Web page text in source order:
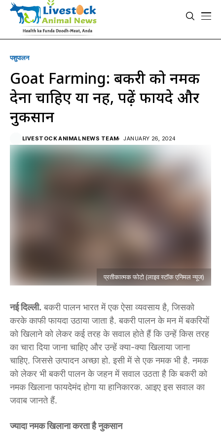
पशुपालन
Goat Farming: बकरी को नमक
देना चाहिए या नहीं, पढ़ें फायदे और
नुकसान
LIVESTOCK ANIMAL NEWS TEAM JANUARY 26, 2024
प्रतीकात्मक फोटो (लाइव स्टॉक एनिमल न्यूज)
नई दिल्ली. बकरी पालन भारत में एक ऐसा व्यवसाय है, जिसको
करके काफी फायदा उठाया जाता है. बकरी पालन के मन में बकरियों
को खिलाने को लेकर कई तरह के सवाल होते हैं कि उन्हें किस तरह
का चारा दिया जाना चाहिए और उन्हें क्या-क्या खिलाया जाना
चाहिए. जिससे उत्पादन अच्छा हो. इसी में से एक नमक भी है. नमक
को लेकर भी बकरी पालन के जहन में सवाल उठता है कि बकरी को
नमक खिलाना फायदेमंद होगा या हानिकारक. आइए इस सवाल का
जवाब जानते हैं.
ज्यादा नमक खिलाना करता है नुकसान